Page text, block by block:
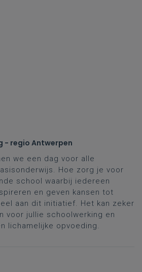
- regio Antwerpen
we een dag voor alle
Hoe zorg je voor
school waarbij iedereen
en geven kansen tot
aan dit initiatief. Het kan zeker
voor jullie schoolwerking en
lichamelijke opvoeding.